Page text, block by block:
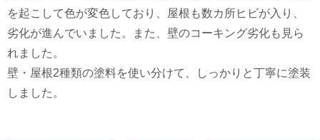
を起こして色が変色しており、屋根も数カ所ヒビが入り、
劣化が進んでいました。また、壁のコーキング劣化も見ら
れました。
壁・屋根2種類の塗料を使い分けて、しっかりと丁寧に塗装
しました。